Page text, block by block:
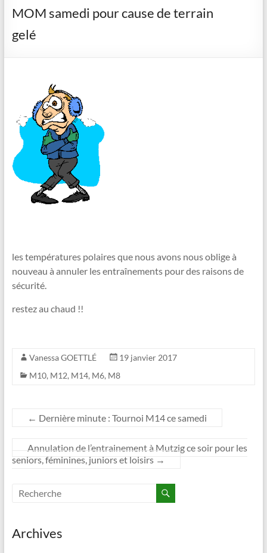
MOM samedi pour cause de terrain
gelé
les températures polaires que nous avons nous oblige à
nouveau à annuler les entraînements pour des raisons de
sécurité.
restez au chaud !!
Vanessa GOETTLÉ
19 janvier 2017
M10, M12, M14, M6, M8
← Dernière minute : Tournoi M14 ce samedi
Annulation de l’entrainement à Mutzig ce soir pour les
seniors, féminines, juniors et loisirs →
Archives